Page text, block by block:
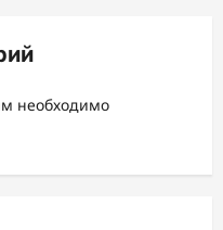
необходимо